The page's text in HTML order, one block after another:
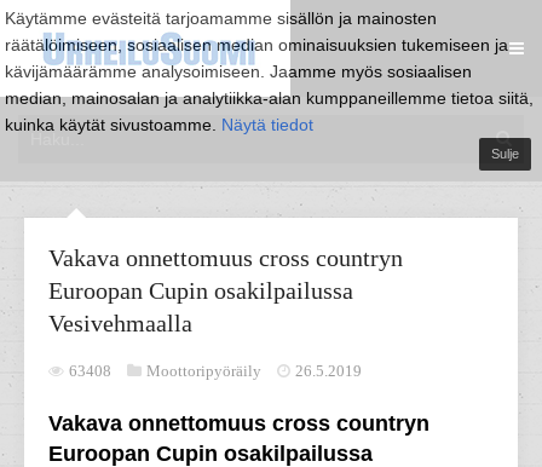
Käytämme evästeitä tarjoamamme sisällön ja mainosten
räätälöimiseen, sosiaalisen median ominaisuuksien tukemiseen ja
kävijämäärämme analysoimiseen. Jaamme myös sosiaalisen
median, mainosalan ja analytiikka-alan kumppaneillemme tietoa siitä,
kuinka käytät sivustoamme. Näytä tiedot
Sulje
Vakava onnettomuus cross countryn
Euroopan Cupin osakilpailussa
Vesivehmaalla
63408 Moottoripyöräily 26.5.2019
Vakava onnettomuus cross countryn
Euroopan Cupin osakilpailussa